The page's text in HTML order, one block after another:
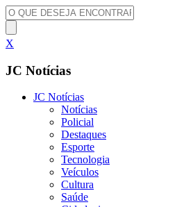
X
JC Notícias
JC Notícias
Notícias
Policial
Destaques
Esporte
Tecnologia
Veículos
Cultura
Saúde